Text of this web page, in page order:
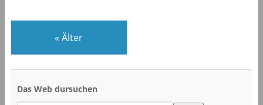
« Älter
Das Web dursuchen